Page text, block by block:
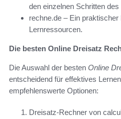
den einzelnen Schritten
rechne.de – Ein
Lernressourcen.
Die besten Online Dreisatz
Die Auswahl der besten Online
entscheidend für effektives
empfehlenswerte Optionen:
Dreisatz-Rechner von